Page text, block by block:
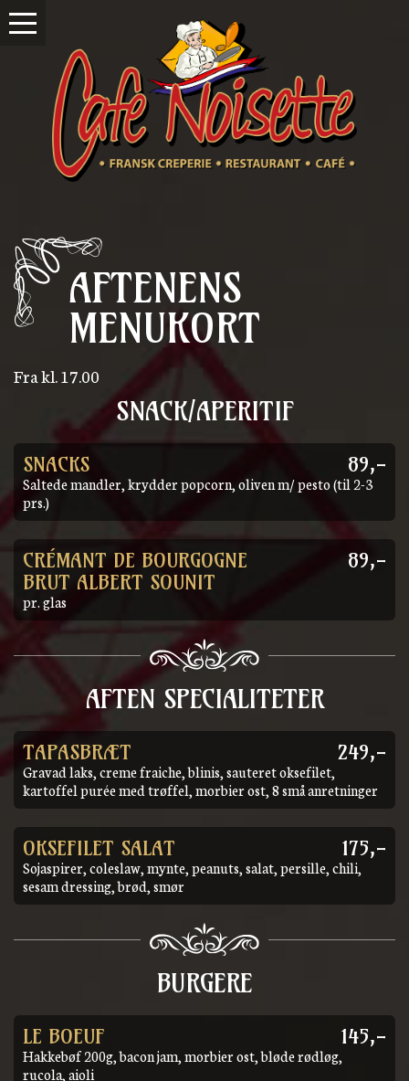
AFTENENS
MENUKORT
Fra kl. 17.00
SNACK/APERITIF
SNACKS
Saltede mandler, krydder popcorn, oliven m/ pesto (til 2-3
prs.)
89,-
CRÉMANT DE BOURGOGNE
BRUT ALBERT SOUNIT
pr. glas
89,-
AFTEN SPECIALITETER
TAPASBRÆT
Gravad laks, creme fraiche, blinis, sauteret oksefilet,
kartoffel purée med trøffel, morbier ost, 8 små anretninger
249,-
OKSEFILET SALAT
Sojaspirer, coleslaw, mynte, peanuts, salat, persille, chili,
sesam dressing, brød, smør
175,-
BURGERE
LE BOEUF
Hakkebøf 200g, bacon jam, morbier ost, bløde rødløg,
rucola, aioli
145,-